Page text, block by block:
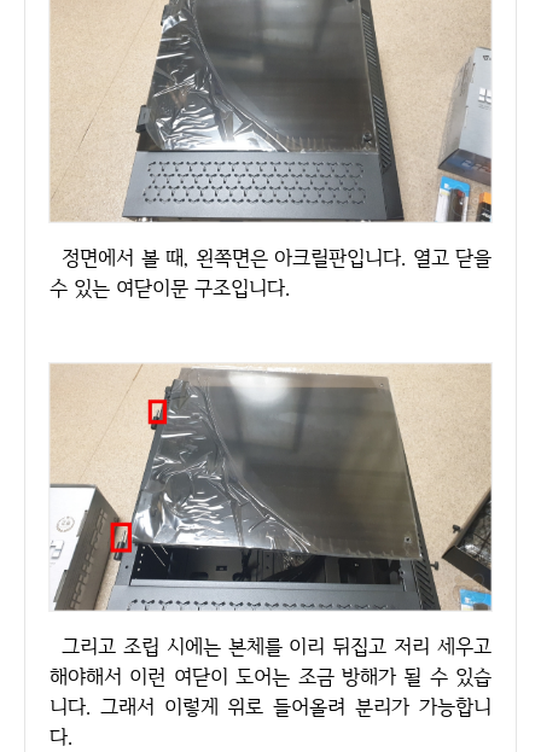
정면에서 볼 때, 왼쪽면은 아크릴판입니다. 열고 닫을
수 있는 여닫이문 구조입니다.
그리고 조립 시에는 본체를 이리 뒤집고 저리 세우고
해야해서 이런 여닫이 도어는 조금 방해가 될 수 있습
니다. 그래서 이렇게 위로 들어올려 분리가 가능합니
다.